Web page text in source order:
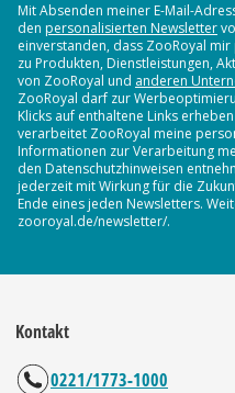
Mit Absenden meiner E-Mail-
den personalisierten Newsletter
einverstanden, dass ZooRoyal
zu Produkten, Dienstleistungen,
von ZooRoyal und anderen
ZooRoyal darf zur
Klicks auf enthaltene Links
verarbeitet ZooRoyal meine
Informationen zur Verarbeitung
den Datenschutzhinweisen
jederzeit mit Wirkung für die
Ende eines jeden Newsletters.
zooroyal.de/newsletter/.
Kontakt
0221/1773-1000